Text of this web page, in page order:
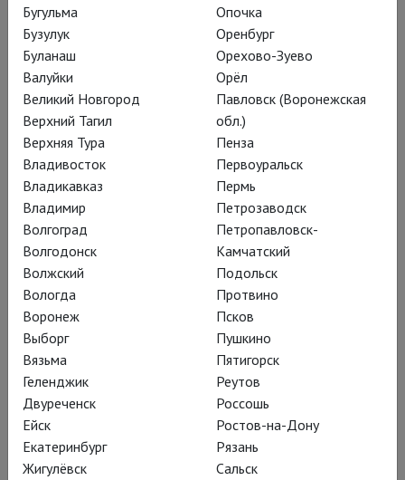
Вадим Рутковский
Дунай с Волгой не
сольются
«БЕСприданница» – большой, но
быстрый спектакль Евгения
Марчелли в Театре им. Моссовета.
По хрестоматийной пьесе
Александра Островского – с чуть
переиначенным в написании
названием
Синоним выделенного
заглавными «беса» –
Бугульма
Бузулук
Буланаш
Валуйки
Великий Новгород
Верхний Тагил
Верхняя Тура
Владивосток
Владикавказ
Владимир
Волгоград
Волгодонск
Волжский
Вологда
Воронеж
Выборг
Вязьма
Геленджик
Двуреченск
Ейск
Екатеринбург
Жигулёвск
Опочка
Оренбург
Орехово-Зуево
Орёл
Павловск (Воронежская
обл.)
Пенза
Первоуральск
Пермь
Петрозаводск
Петропавловск-
Камчатский
Подольск
Протвино
Псков
Пушкино
Пятигорск
Реутов
Россошь
Ростов-на-Дону
Рязань
Сальск